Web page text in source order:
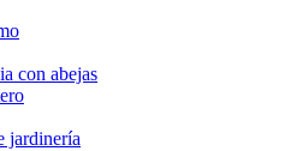
con abejas
jardinería